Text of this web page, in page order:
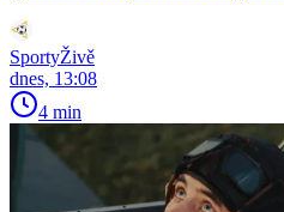
SportyŽivě
dnes, 13:08
4 min